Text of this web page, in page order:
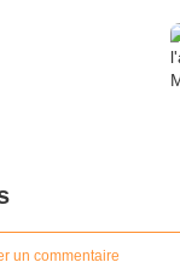
un commentaire